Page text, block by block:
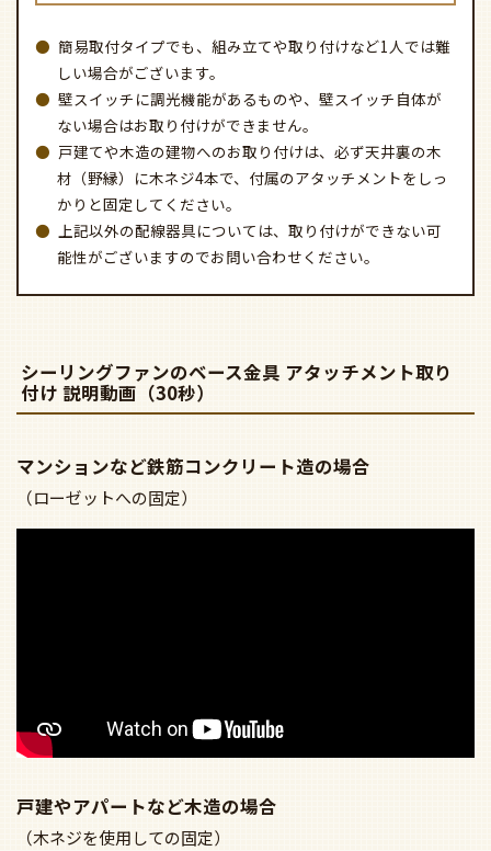
簡易取付タイプでも、組み立てや取り付けなど1人では難
しい場合がございます。
壁スイッチに調光機能があるものや、壁スイッチ自体が
ない場合はお取り付けができません。
戸建てや木造の建物へのお取り付けは、必ず天井裏の木
材（野縁）に木ネジ4本で、付属のアタッチメントをしっ
かりと固定してください。
上記以外の配線器具については、取り付けができない可
能性がございますのでお問い合わせください。
シーリングファンのベース金具 アタッチメント取り
付け 説明動画（30秒）
マンションなど鉄筋コンクリート造の場合
（ローゼットへの固定）
戸建やアパートなど木造の場合
（木ネジを使用しての固定）